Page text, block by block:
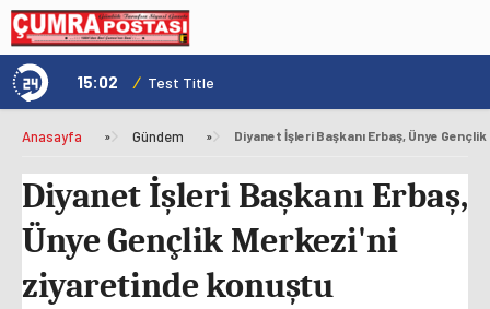
15:02 / Test Title
Anasayfa » Gündem »
Diyanet İşleri Başkanı Erbaş,
Ünye Gençlik Merkezi'ni
ziyaretinde konuştu